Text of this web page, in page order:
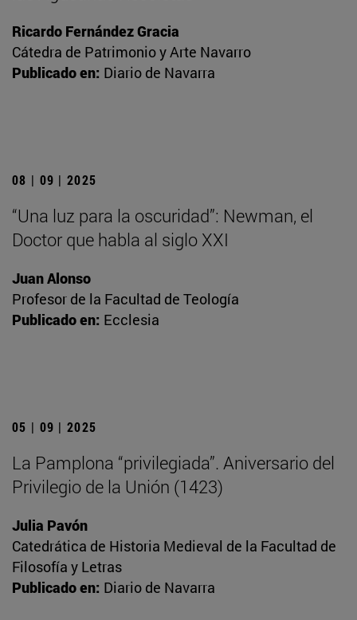
Ricardo Fernández Gracia
Cátedra de Patrimonio y Arte Navarro
Publicado en: Diario de Navarra
08 | 09 | 2025
“Una luz para la oscuridad”: Newman, el
Doctor que habla al siglo XXI
Juan Alonso
Profesor de la Facultad de Teología
Publicado en: Ecclesia
05 | 09 | 2025
La Pamplona “privilegiada”. Aniversario del
Privilegio de la Unión (1423)
Julia Pavón
Catedrática de Historia Medieval de la Facultad de
Filosofía y Letras
Publicado en: Diario de Navarra